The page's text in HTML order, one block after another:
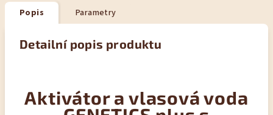
Popis Parametry
Detailní popis produktu
Aktivátor a vlasová voda